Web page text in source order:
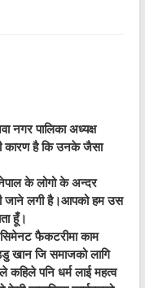
नगर पालिका अध्यक्ष
कारण है कि उनके जैसा
के लोगो के अन्दर
जाने लगी है।आपको हम उस
हूँ।
सिमेनट फैकटरीमा काम
खान जि समाजको लागि
पनि धर्म लाई महत्व